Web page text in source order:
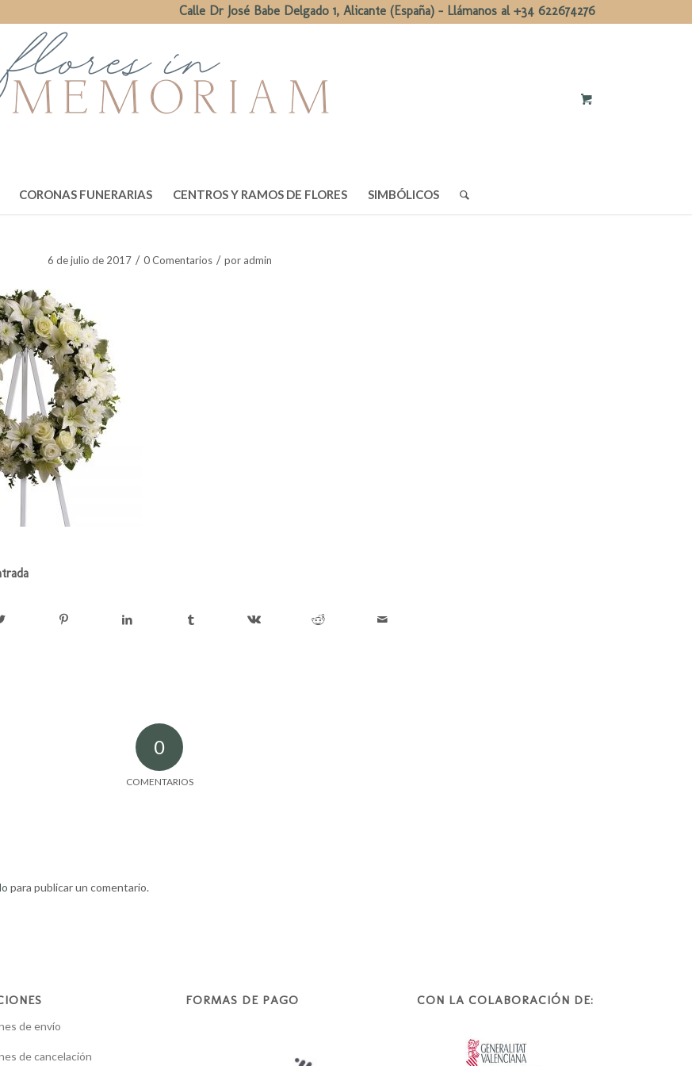
Calle Dr José Babe Delgado 1, Alicante (España) - Llámanos al +34 622674276
CORONAS FUNERARIAS CENTROS Y RAMOS DE FLORES SIMBÓLICOS
6 de julio de 2017 / 0 Comentarios / por admin
0
COMENTARIOS
para publicar un comentario.
de envío
de cancelación
FORMAS DE PAGO CON LA COLABORACIÓN DE: